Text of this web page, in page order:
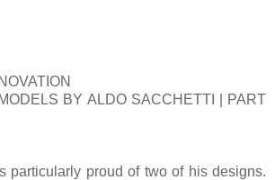
BY ALDO SACCHETTI | PART
particularly proud of two of his designs.